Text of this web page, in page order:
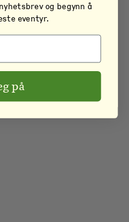
og begynn å
eventyr.
på